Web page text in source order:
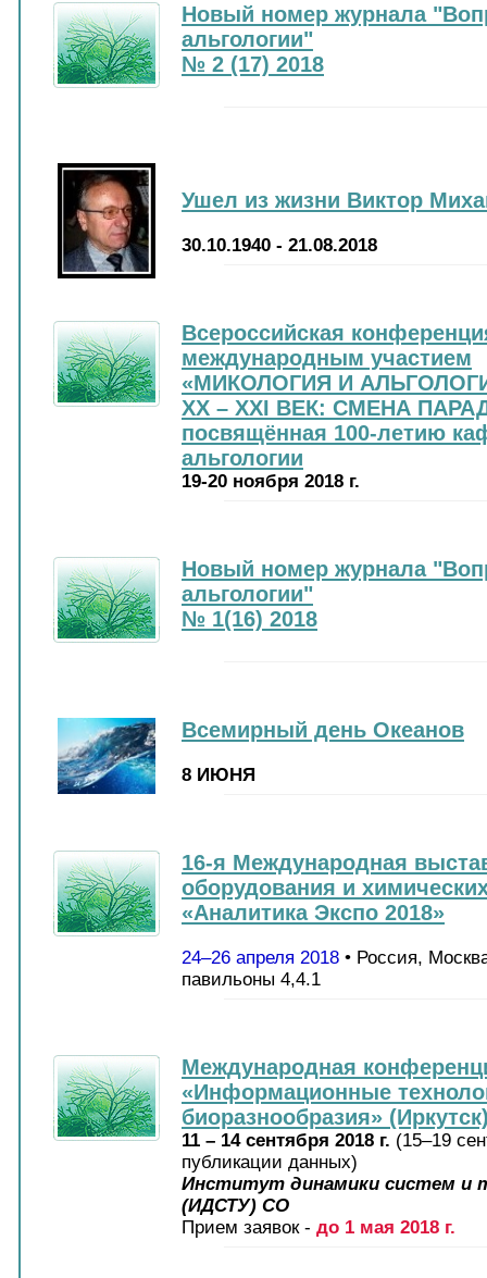
Новый номер журнала
альгологии"
№ 2 (17) 2018
Ушел из жизни Виктор
30.10.1940 - 21.08.2018
Всероссийская
международным участием
«МИКОЛОГИЯ И
XX – XXI ВЕК: СМЕНА
посвящённая 100-летию
альгологии
19-20 ноября 2018 г.
Новый номер журнала
альгологии"
№ 1(16) 2018
Всемирный день Океанов
8 ИЮНЯ
16-я Международная
оборудования и
«Аналитика Экспо 2018»
24–26 апреля 2018 • Россия,
павильоны 4,4.1
Международная
«Информационные
биоразнообразия»
11 – 14 сентября 2018 г. (15–19
публикации данных)
Институт динамики систем и
(ИДСТУ) СО
Прием заявок - до 1 мая 2018 г.